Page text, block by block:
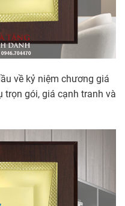
về kỷ niệm chương giá
trọn gói, giá cạnh tranh và